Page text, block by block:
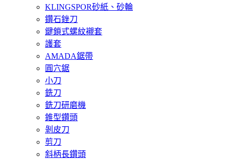
KLINGSPOR砂紙、砂輪
鑽石銼刀
鍵鎖式螺紋襯套
護套
AMADA鋸帶
圓穴鋸
小刀
銑刀
銑刀研磨機
錐型鑽頭
剝皮刀
剪刀
斜柄長鑽頭